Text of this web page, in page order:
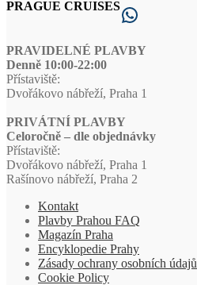
PRAGUE CRUISESWhatsApp
PRAVIDELNÉ PLAVBY
Denně 10:00-22:00
Přístaviště:
Dvořákovo nábřeží, Praha 1
PRIVÁTNÍ PLAVBY
Celoročně – dle objednávky
Přístaviště:
Dvořákovo nábřeží, Praha 1
Rašínovo nábřeží, Praha 2
Kontakt
Plavby Prahou FAQ
Magazín Praha
Encyklopedie Prahy
Zásady ochrany osobních údajů
Cookie Policy